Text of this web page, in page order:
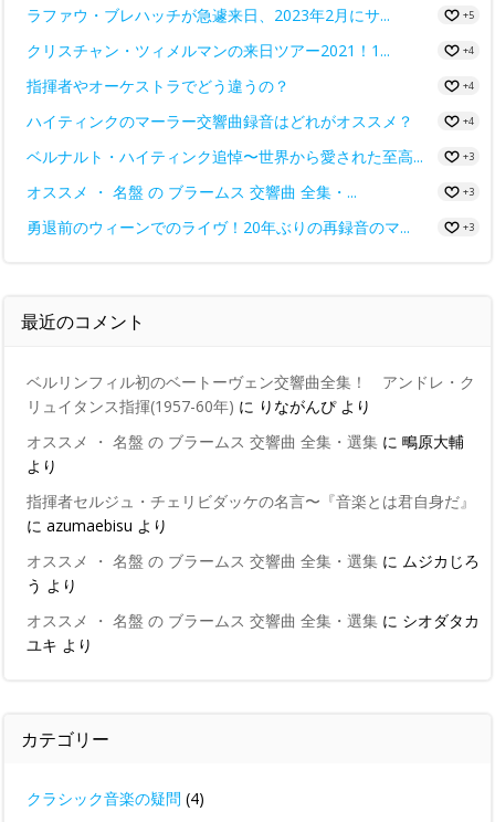
ラファウ・ブレハッチが急遽来日、2023年2月にサ... +5
クリスチャン・ツィメルマンの来日ツアー2021！1... +4
指揮者やオーケストラでどう違うの？ +4
ハイティンクのマーラー交響曲録音はどれがオススメ？ +4
ベルナルト・ハイティンク追悼〜世界から愛された至高... +3
オススメ ・ 名盤 の ブラームス 交響曲 全集・... +3
勇退前のウィーンでのライヴ！20年ぶりの再録音のマ... +3
最近のコメント
ベルリンフィル初のベートーヴェン交響曲全集！ アンドレ・ク
リュイタンス指揮(1957-60年) に りながんぴより
オススメ ・ 名盤 の ブラームス 交響曲 全集・選集 に 鴫原大輔
より
指揮者セルジュ・チェリビダッケの名言〜『音楽とは君自身だ』
に azumaebisu より
オススメ ・ 名盤 の ブラームス 交響曲 全集・選集 に ムジカじろ
う より
オススメ ・ 名盤 の ブラームス 交響曲 全集・選集 に シオダタカ
ユキ より
カテゴリー
クラシック音楽の疑問 (4)